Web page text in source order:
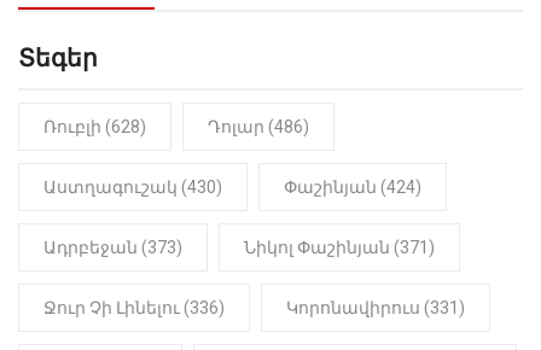
Նիկոլ Փաշինյան
ԻՐԱԴԱՐՁԱՅԻՆ 22:01
մանկապղծության համար
մարմինը
Տեգեր
Ռուբլի (628) Դոլար (486)
Աստղագուշակ (430) Փաշինյան (424)
Ադրբեջան (373) Նիկոլ Փաշինյան (371)
Ջուր Չի Լինելու (336) Կորոնավիրուս (331)